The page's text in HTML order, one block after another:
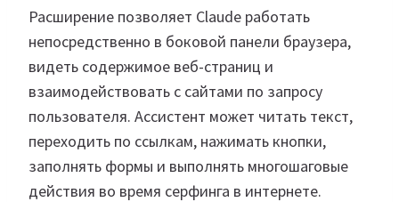
Расширение позволяет Claude работать
непосредственно в боковой панели браузера,
видеть содержимое веб-страниц и
взаимодействовать с сайтами по запросу
пользователя. Ассистент может читать текст,
переходить по ссылкам, нажимать кнопки,
заполнять формы и выполнять многошаговые
действия во время серфинга в интернете.